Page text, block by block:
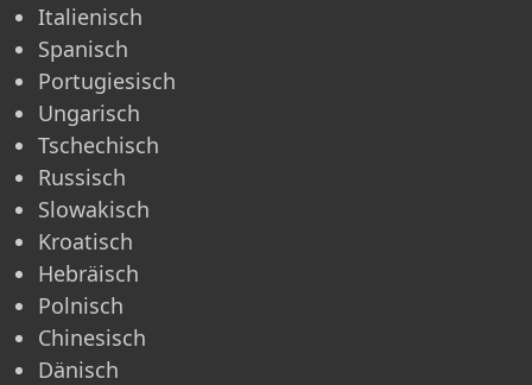
Italienisch
Spanisch
Portugiesisch
Ungarisch
Tschechisch
Russisch
Slowakisch
Kroatisch
Hebräisch
Polnisch
Chinesisch
Dänisch